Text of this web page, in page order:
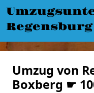
Regensburg
Umzug von
Boxberg ☛